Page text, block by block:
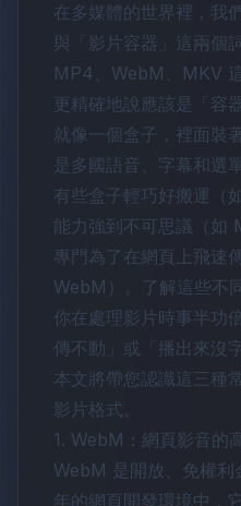
在多媒體的世界裡，我
與「影片容器」這兩個
MP4、WebM、MKV
更精確地說應該是「容
就像一個盒子，裡面裝
是多國語音、字幕和選單
有些盒子輕巧好搬運（
能力強到不可思議（如
專門為了在網頁上飛速
WebM）。了解這些不
你在處理影片時事半功
傳不動」或「播出來沒
本文將帶您認識這三種
影片格式。
1. WebM：網頁影音的
WebM 是開放、免權
年的網頁開發環境中，